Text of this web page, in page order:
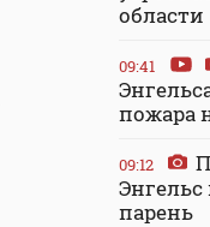
области
09:41
пожара
09:12
Энгельс
парень